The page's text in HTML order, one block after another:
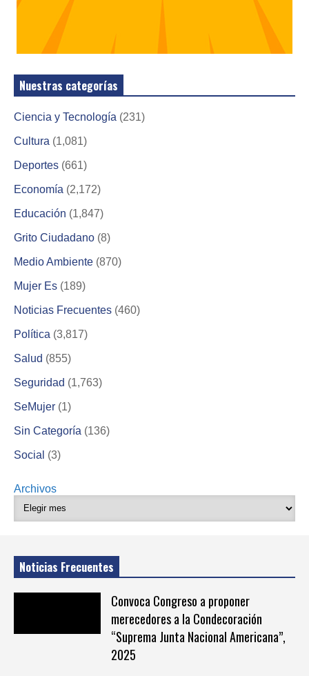
Nuestras categorías
Ciencia y Tecnología (231)
Cultura (1,081)
Deportes (661)
Economía (2,172)
Educación (1,847)
Grito Ciudadano (8)
Medio Ambiente (870)
Mujer Es (189)
Noticias Frecuentes (460)
Política (3,817)
Salud (855)
Seguridad (1,763)
SeMujer (1)
Sin Categoría (136)
Social (3)
Archivos
Noticias Frecuentes
Convoca Congreso a proponer
merecedores a la Condecoración
“Suprema Junta Nacional Americana”,
2025